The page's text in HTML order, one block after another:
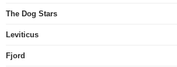
The Dog Stars
Leviticus
Fjord